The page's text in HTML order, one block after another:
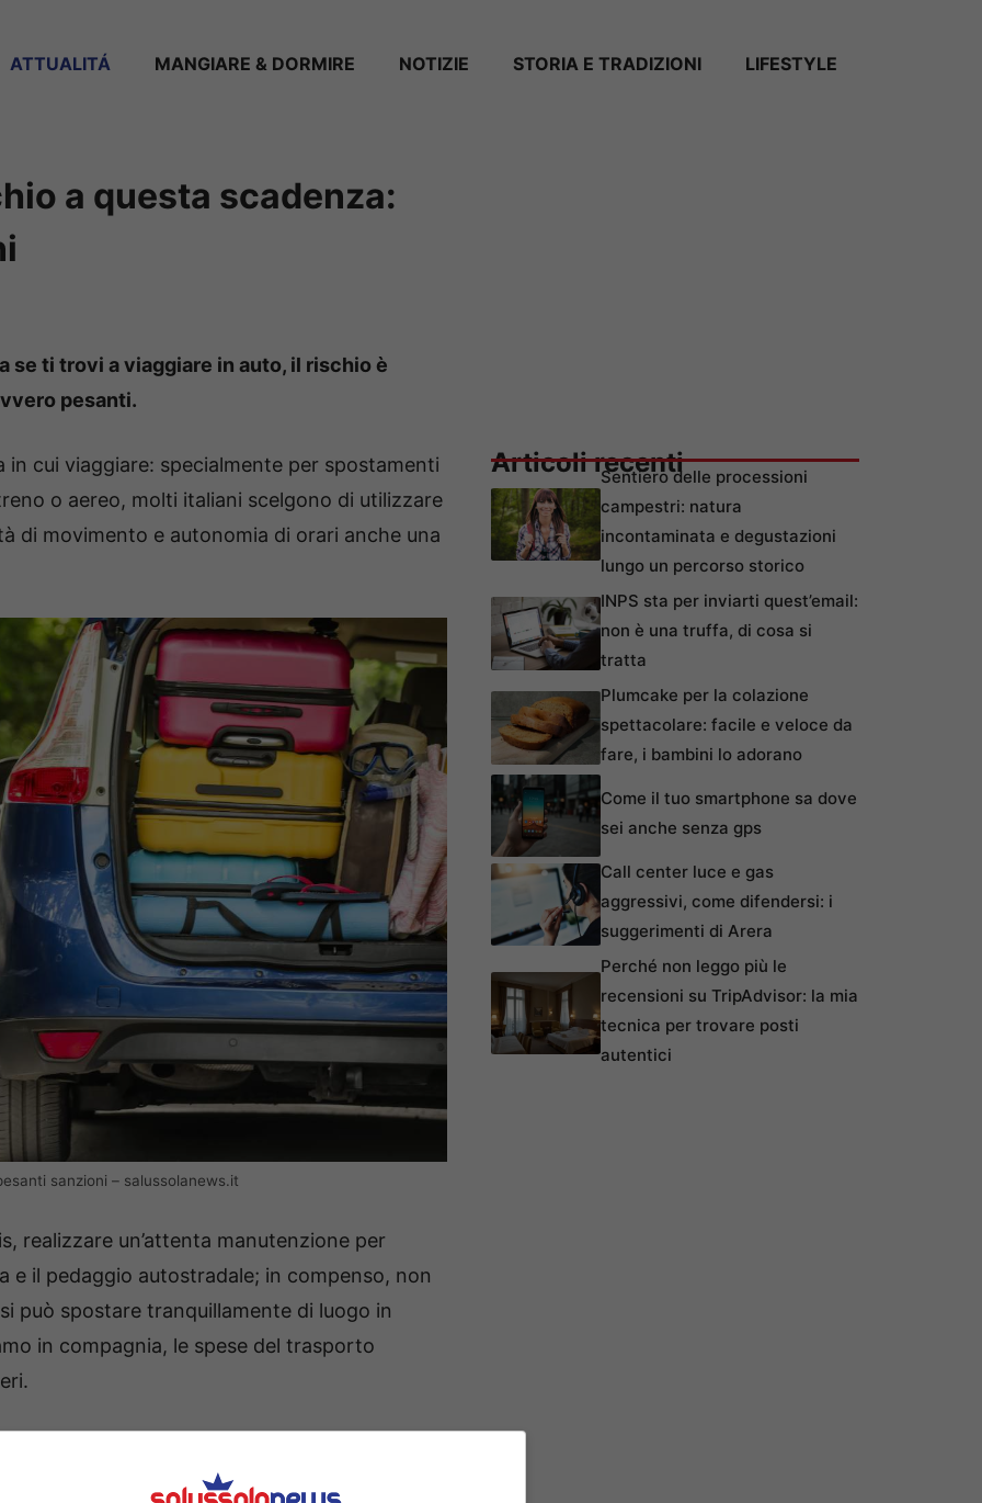
ATTUALITÁ MANGIARE & DORMIRE NOTIZIE STORIA E TRADIZIONI LIFESTYLE
a questa scadenza:
se ti trovi a viaggiare in auto, il rischio è
pesanti.
in cui viaggiare: specialmente per spostamenti
o aereo, molti italiani scelgono di utilizzare
di movimento e autonomia di orari anche una
sanzioni – salussolanews.it
realizzare un’attenta manutenzione per
e il pedaggio autostradale; in compenso, non
può spostare tranquillamente di luogo in
in compagnia, le spese del trasporto
continua ad essere comunque
bisogna però fare attenzione a
Articoli recentiSentiero delle processioni
campestri: natura
incontaminata e degustazioni
lungo un percorso storico
INPS sta per inviarti quest’email:
non è una truffa, di cosa si
tratta
Plumcake per la colazione
spettacolare: facile e veloce da
fare, i bambini lo adorano
Come il tuo smartphone sa dove
sei anche senza gps
Call center luce e gas
aggressivi, come difendersi: i
suggerimenti di Arera
Perché non leggo più le
recensioni su TripAdvisor: la mia
tecnica per trovare posti
autentici